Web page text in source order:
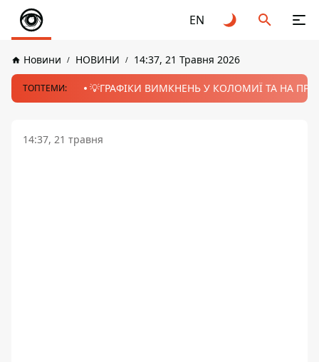
EN
Новини НОВИНИ 14:37, 21 Травня 2026
ТОПТЕМИ: 💡ГРАФІКИ ВИМКНЕНЬ У КОЛОМИЇ ТА НА
14:37, 21 травня